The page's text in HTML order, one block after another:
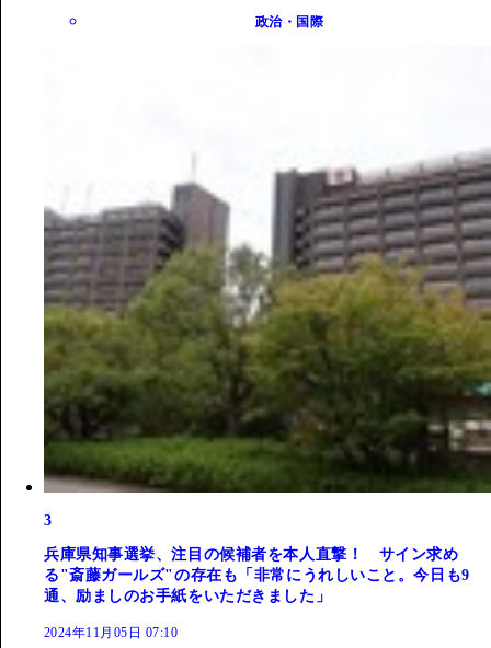
政治・国際
3
兵庫県知事選挙、注目の候補者を本人直撃！ サイン求め
る"斎藤ガールズ"の存在も「非常にうれしいこと。今日も9
通、励ましのお手紙をいただきました」
2024年11月05日 07:10